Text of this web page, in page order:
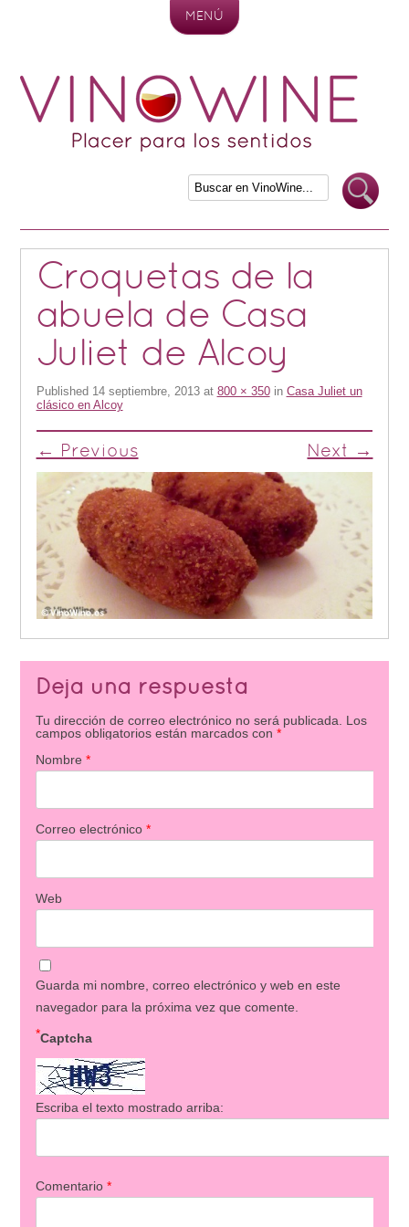
MENÚ
Croquetas de la
abuela de Casa
Juliet de Alcoy
Published 14 septiembre, 2013at 800 × 350in Casa Juliet un
clásico en Alcoy
← Previous Next →
Deja una respuesta
Tu dirección de correo electrónico no será publicada.
Los
campos obligatorios están marcados con *
Nombre *
Correo electrónico *
Web
Guarda mi nombre, correo electrónico y web en este
navegador para la próxima vez que comente.
Captcha
*
Escriba el texto mostrado arriba:
Comentario *